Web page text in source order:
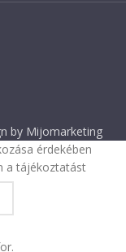
by Mijomarketing
érdekében
a tájékoztatást